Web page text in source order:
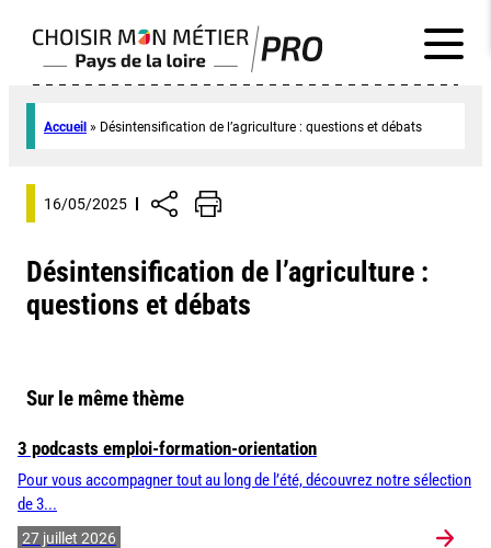
Accueil » Désintensification de l’agriculture : questions et débats
16/05/2025
Désintensification de l’agriculture :
questions et débats
Sur le même thème
3 podcasts emploi-formation-orientation
Pour vous accompagner tout au long de l’été, découvrez notre sélection
de 3...
27 juillet 2026